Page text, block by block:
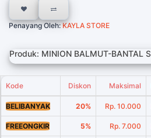
Penayang Oleh:KAYLA STORE
Produk: MINION BALMUT-BANTAL
Kode Diskon Maksimal
BELIBANYAK 20% Rp. 10.000
FREEONGKIR 5% Rp. 7.000